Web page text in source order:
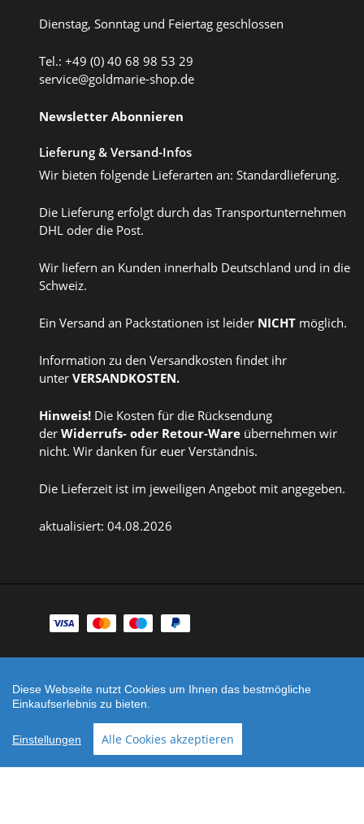
Dienstag, Sonntag und Feiertag geschlossen
Tel.: +49 (0) 40 68 98 53 29
service@goldmarie-shop.de
Newsletter Abonnieren
Lieferung & Versand-Infos
Wir bieten folgende Lieferarten an: Standardlieferung.
Die Lieferung erfolgt durch das Transportunternehmen
DHL oder die Post.
Wir liefern an Kunden innerhalb Deutschland und in die
Schweiz.
Ein Versand an Packstationen ist leider NICHT möglich.
Information zu den Versandkosten findet ihr
unter VERSANDKOSTEN.
Hinweis! Die Kosten für die Rücksendung
der Widerrufs- oder Retour-Ware übernehmen wir
nicht. Wir danken für euer Verständnis.
Die Lieferzeit ist im jeweiligen Angebot mit angegeben.
aktualisiert: 04.08.2026
Zahlungsarten
Shop erstellt mit
VersaCommerce.
Besuche uns auch auf lieber-
Diese Webseite nutzt Cookies um Ihnen das bestmögliche
Einkaufserlebnis zu bieten.
Einstellungen Alle Cookies akzeptieren